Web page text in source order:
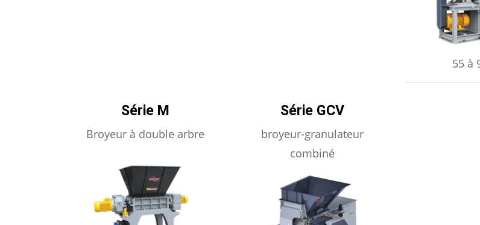
55 à
Série M
Broyeur à double arbre
APPRENDRE ENCORE PLUS
Série GCV
broyeur-granulateur
combiné
APPRENDRE ENCORE PLUS